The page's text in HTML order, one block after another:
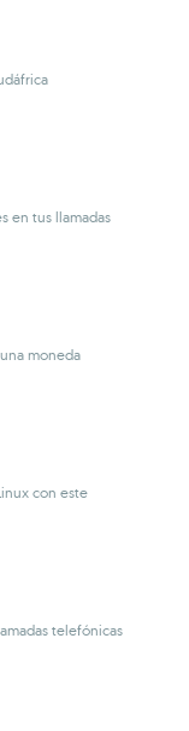
en tus llamadas
moneda
con este
telefónicas